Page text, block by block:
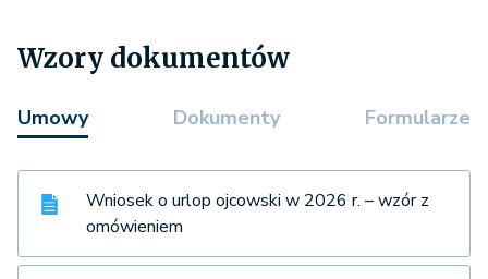
Wzory dokumentów
Umowy Dokumenty Formularze
Wniosek o urlop ojcowski w 2026 r. – wzór z
omówieniem